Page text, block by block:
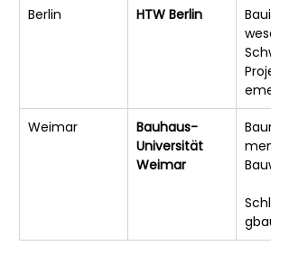
Berlin HTW Berlin
wesen
ement
Weimar
Bauhaus-
Universität
Weimar
ment,
gbau